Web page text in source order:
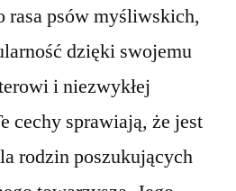
rasa psów myśliwskich,
dzięki swojemu
i niezwykłej
cechy sprawiają, że jest
rodzin poszukujących